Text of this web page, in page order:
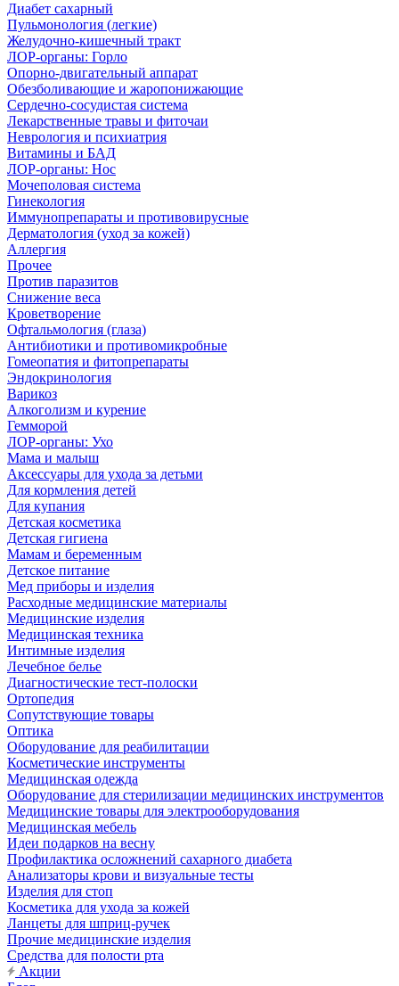
Диабет сахарный
Пульмонология (легкие)
Желудочно-кишечный тракт
ЛОР-органы: Горло
Опорно-двигательный аппарат
Обезболивающие и жаропонижающие
Сердечно-сосудистая система
Лекарственные травы и фиточаи
Неврология и психиатрия
Витамины и БАД
ЛОР-органы: Нос
Мочеполовая система
Гинекология
Иммунопрепараты и противовирусные
Дерматология (уход за кожей)
Аллергия
Прочее
Против паразитов
Снижение веса
Кроветворение
Офтальмология (глаза)
Антибиотики и противомикробные
Гомеопатия и фитопрепараты
Эндокринология
Варикоз
Алкоголизм и курение
Гемморой
ЛОР-органы: Ухо
Мама и малыш
Аксессуары для ухода за детьми
Для кормления детей
Для купания
Детская косметика
Детская гигиена
Мамам и беременным
Детское питание
Мед приборы и изделия
Расходные медицинские материалы
Медицинские изделия
Медицинская техника
Интимные изделия
Лечебное белье
Диагностические тест-полоски
Ортопедия
Сопутствующие товары
Оптика
Оборудование для реабилитации
Косметические инструменты
Медицинская одежда
Оборудование для стерилизации медицинских инструментов
Медицинские товары для электрооборудования
Медицинская мебель
Идеи подарков на весну
Профилактика осложнений сахарного диабета
Анализаторы крови и визуальные тесты
Изделия для стоп
Косметика для ухода за кожей
Ланцеты для шприц-ручек
Прочие медицинские изделия
Средства для полости рта
Акции